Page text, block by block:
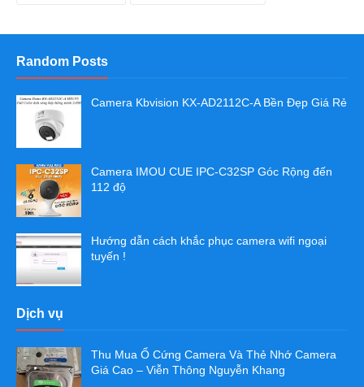
Random Posts
Camera Kbvision KX-AD2112C-A Bền Đẹp Giá Rẻ
Camera IMOU CUE IPC-C32SP Góc Rộng đến
112 độ
Hướng dẫn cách khắc phục camera wifi ngoại
tuyến !
Dịch vụ
Thu Mua Ổ Cứng Camera Và Thẻ Nhớ Camera
Giá Cao – Viễn Thông Nguyễn Khang